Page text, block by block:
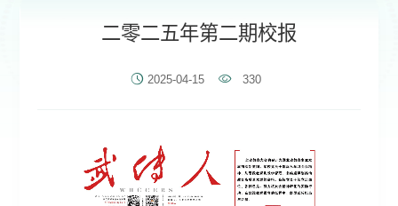
二零二五年第二期校报
2025-04-15 330